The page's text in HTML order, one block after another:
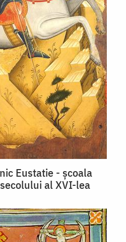
Eustatie - şcoala
al XVI-lea